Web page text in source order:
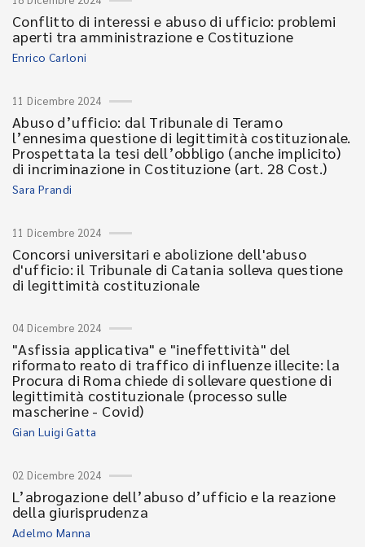
Conflitto di interessi e abuso di ufficio: problemi
aperti tra amministrazione e Costituzione
Enrico Carloni
11 Dicembre 2024
Abuso d’ufficio: dal Tribunale di Teramo
l’ennesima questione di legittimità costituzionale.
Prospettata la tesi dell’obbligo (anche implicito)
di incriminazione in Costituzione (art. 28 Cost.)
Sara Prandi
11 Dicembre 2024
Concorsi universitari e abolizione dell'abuso
d'ufficio: il Tribunale di Catania solleva questione
di legittimità costituzionale
04 Dicembre 2024
"Asfissia applicativa" e "ineffettività" del
riformato reato di traffico di influenze illecite: la
Procura di Roma chiede di sollevare questione di
legittimità costituzionale (processo sulle
mascherine - Covid)
Gian Luigi Gatta
02 Dicembre 2024
L’abrogazione dell’abuso d’ufficio e la reazione
della giurisprudenza
Adelmo Manna